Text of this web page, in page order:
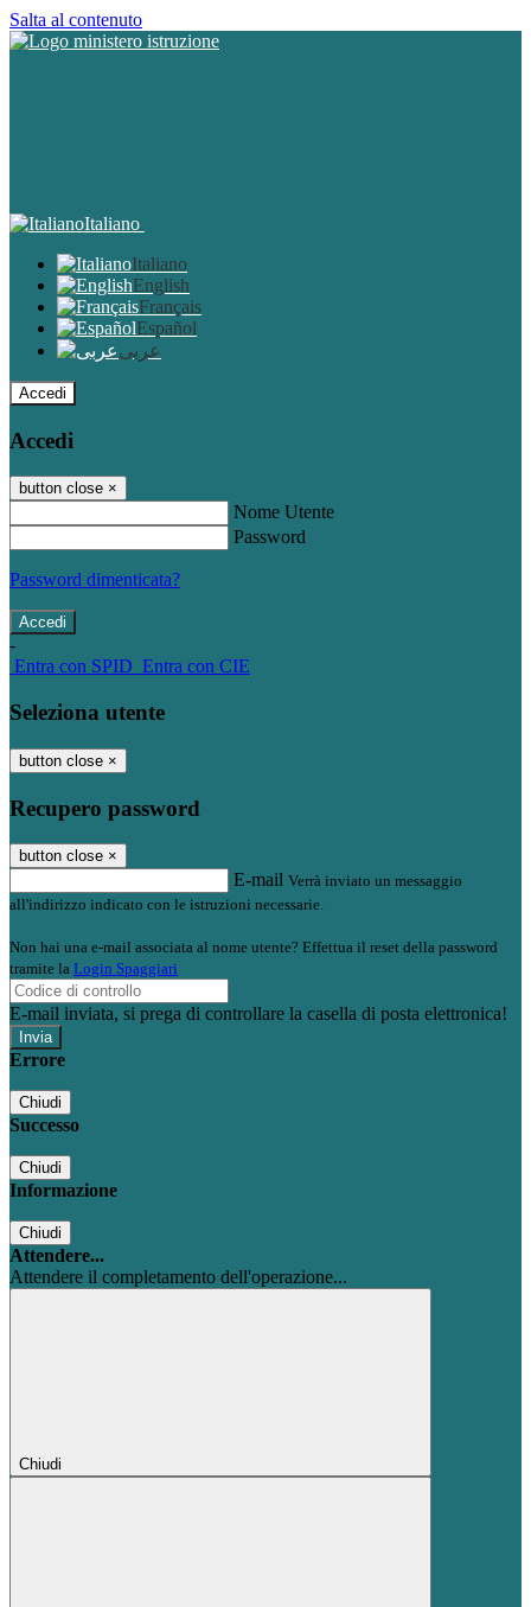
Salta al contenuto
Italiano
Italiano
English
Français
Español
عربى
Accedi
Accedi
button close ×
Nome Utente
Password
Password dimenticata?
-
Entra con SPID Entra con CIE
Seleziona utente
button close ×
Recupero password
button close ×
E-mail Verrà inviato un messaggio
all'indirizzo indicato con le istruzioni necessarie.
Non hai una e-mail associata al nome utente? Effettua il reset della password
tramite la Login Spaggiari
E-mail inviata, si prega di controllare la casella di posta elettronica!
Errore
Chiudi
Successo
Chiudi
Informazione
Chiudi
Attendere...
Attendere il completamento dell'operazione...
Chiudi